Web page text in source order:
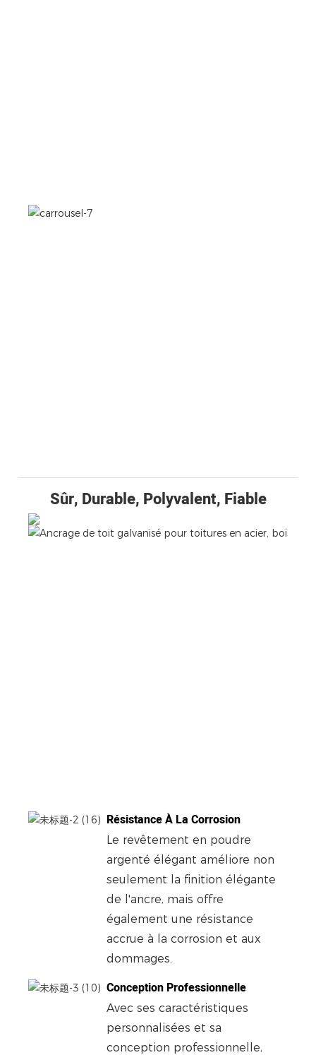
Sûr, Durable, Polyvalent, Fiable
Résistance À La Corrosion
Le revêtement en poudre
argenté élégant améliore non
seulement la finition élégante
de l'ancre, mais offre
également une résistance
accrue à la corrosion et aux
dommages.
Conception Professionnelle
Avec ses caractéristiques
personnalisées et sa
conception professionnelle,